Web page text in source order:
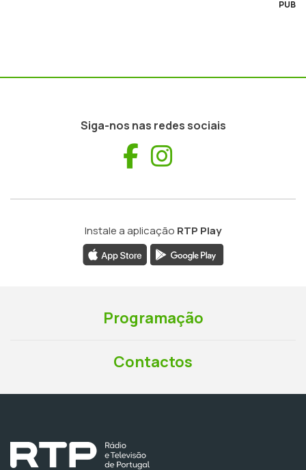
PUB
Siga-nos nas redes sociais
Facebook
Instale a aplicação RTP Play
Programação
Contactos